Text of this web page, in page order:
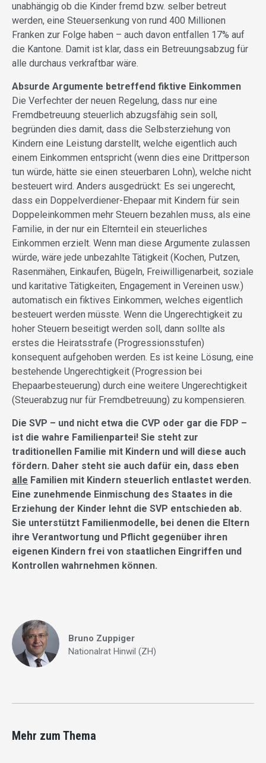
unabhängig ob die Kinder fremd bzw. selber betreut
werden, eine Steuersenkung von rund 400 Millionen
Franken zur Folge haben – auch davon entfallen 17% auf
die Kantone. Damit ist klar, dass ein Betreuungsabzug für
alle durchaus verkraftbar wäre.
Absurde Argumente betreffend fiktive Einkommen
Die Verfechter der neuen Regelung, dass nur eine
Fremdbetreuung steuerlich abzugsfähig sein soll,
begründen dies damit, dass die Selbsterziehung von
Kindern eine Leistung darstellt, welche eigentlich auch
einem Einkommen entspricht (wenn dies eine Drittperson
tun würde, hätte sie einen steuerbaren Lohn), welche nicht
besteuert wird. Anders ausgedrückt: Es sei ungerecht,
dass ein Doppelverdiener-Ehepaar mit Kindern für sein
Doppeleinkommen mehr Steuern bezahlen muss, als eine
Familie, in der nur ein Elternteil ein steuerliches
Einkommen erzielt. Wenn man diese Argumente zulassen
würde, wäre jede unbezahlte Tätigkeit (Kochen, Putzen,
Rasenmähen, Einkaufen, Bügeln, Freiwilligenarbeit, soziale
und karitative Tätigkeiten, Engagement in Vereinen usw.)
automatisch ein fiktives Einkommen, welches eigentlich
besteuert werden müsste. Wenn die Ungerechtigkeit zu
hoher Steuern beseitigt werden soll, dann sollte als
erstes die Heiratsstrafe (Progressionsstufen)
konsequent aufgehoben werden. Es ist keine Lösung, eine
bestehende Ungerechtigkeit (Progression bei
Ehepaarbesteuerung) durch eine weitere Ungerechtigkeit
(Steuerabzug nur für Fremdbetreuung) zu kompensieren.
Die SVP – und nicht etwa die CVP oder gar die FDP –
ist die wahre Familienpartei! Sie steht zur
traditionellen Familie mit Kindern und will diese auch
fördern. Daher steht sie auch dafür ein, dass eben
alle Familien mit Kindern steuerlich entlastet werden.
Eine zunehmende Einmischung des Staates in die
Erziehung der Kinder lehnt die SVP entschieden ab.
Sie unterstützt Familienmodelle, bei denen die Eltern
ihre Verantwortung und Pflicht gegenüber ihren
eigenen Kindern frei von staatlichen Eingriffen und
Kontrollen wahrnehmen können.
Bruno Zuppiger
Nationalrat Hinwil (ZH)
Mehr zum Thema